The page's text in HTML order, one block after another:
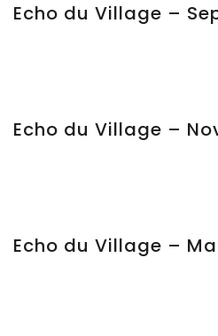
Echo du Village –
Echo du Village –
Echo du Village –